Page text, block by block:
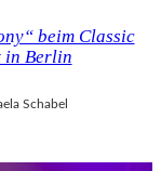
beim Classic
in Berlin
Schabel